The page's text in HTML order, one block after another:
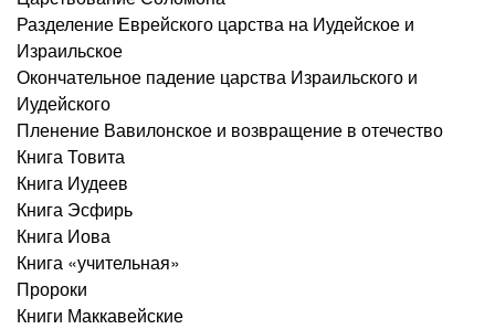
Разделение Еврейского царства на Иудейское и
Израильское
Окончательное падение царства Израильского и
Иудейского
Пленение Вавилонское и возвращение в отечество
Книга Товита
Книга Иудеев
Книга Эсфирь
Книга Иова
Книга «учительная»
Пророки
Книги Маккавейские